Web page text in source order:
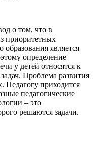
о том, что в
приоритетных
является
определение
у детей относятся к
Проблема развития
Педагогу приходится
педагогические
– это
решаются задачи.